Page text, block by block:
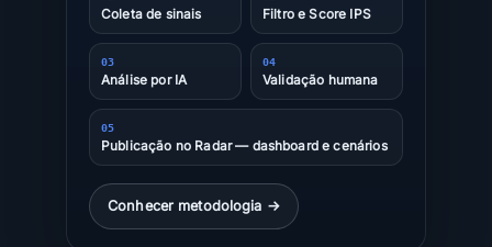
Coleta de sinais Filtro e Score IPS
03
Análise por IA
04
Validação humana
05
Publicação no Radar — dashboard e cenários
Conhecer metodologia →